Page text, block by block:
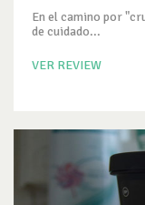
En el camino por
de cuidado...
VER REVIEW